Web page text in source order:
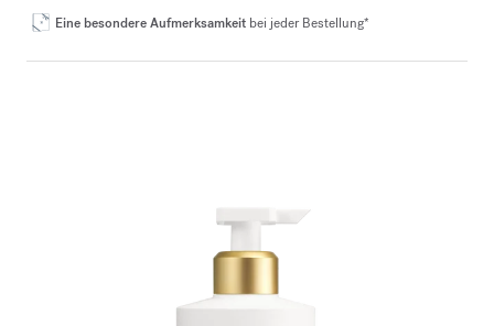
Eine besondere Aufmerksamkeit bei jeder Bestellung*